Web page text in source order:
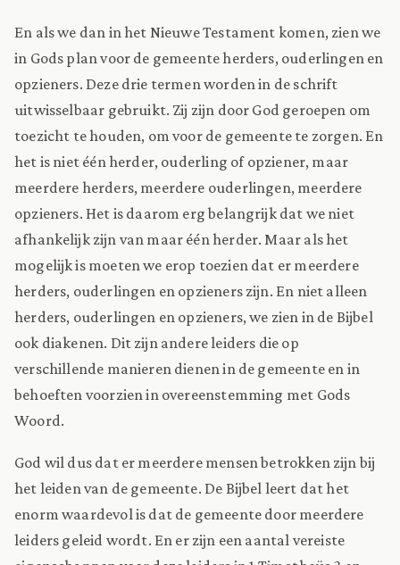
En als we dan in het Nieuwe Testament komen, zien we
in Gods plan voor de gemeente herders, ouderlingen en
opzieners. Deze drie termen worden in de schrift
uitwisselbaar gebruikt. Zij zijn door God geroepen om
toezicht te houden, om voor de gemeente te zorgen. En
het is niet één herder, ouderling of opziener, maar
meerdere herders, meerdere ouderlingen, meerdere
opzieners. Het is daarom erg belangrijk dat we niet
afhankelijk zijn van maar één herder. Maar als het
mogelijk is moeten we erop toezien dat er meerdere
herders, ouderlingen en opzieners zijn. En niet alleen
herders, ouderlingen en opzieners, we zien in de Bijbel
ook diakenen. Dit zijn andere leiders die op
verschillende manieren dienen in de gemeente en in
behoeften voorzien in overeenstemming met Gods
Woord.
God wil dus dat er meerdere mensen betrokken zijn bij
het leiden van de gemeente. De Bijbel leert dat het
enorm waardevol is dat de gemeente door meerdere
leiders geleid wordt. En er zijn een aantal vereiste